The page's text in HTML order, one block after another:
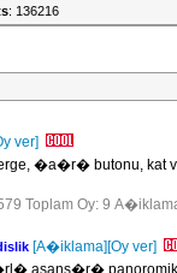
: 136216
ver]
�a�r� butonu, kat
Toplam Oy: 9
[A�iklama][Oy ver]